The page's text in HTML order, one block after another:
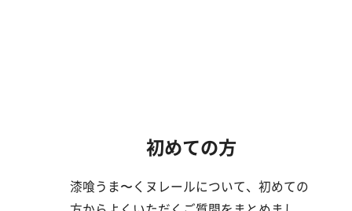
初めての方
漆喰うま〜くヌレールについて、初めての